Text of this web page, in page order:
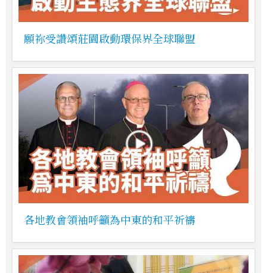
願祢受讚頌莊園啟動環保界全球聯盟
各地教會領袖呼籲為中東的和平祈禱